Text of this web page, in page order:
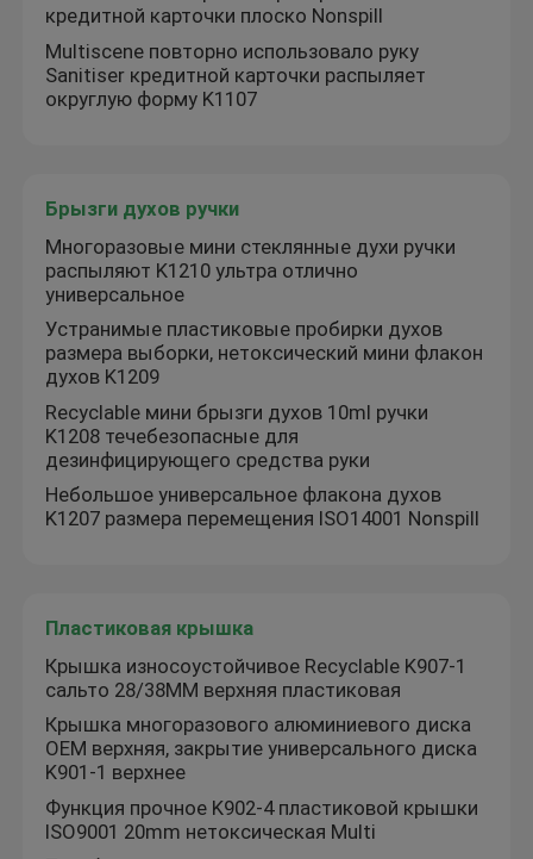
кредитной карточки плоско Nonspill
Multiscene повторно использовало руку
Sanitiser кредитной карточки распыляет
округлую форму K1107
Брызги духов ручки
Многоразовые мини стеклянные духи ручки
распыляют K1210 ультра отлично
универсальное
Устранимые пластиковые пробирки духов
размера выборки, нетоксический мини флакон
духов K1209
Recyclable мини брызги духов 10ml ручки
K1208 течебезопасные для
дезинфицирующего средства руки
Небольшое универсальное флакона духов
K1207 размера перемещения ISO14001 Nonspill
Пластиковая крышка
Крышка износоустойчивое Recyclable K907-1
сальто 28/38MM верхняя пластиковая
Крышка многоразового алюминиевого диска
OEM верхняя, закрытие универсального диска
K901-1 верхнее
Функция прочное K902-4 пластиковой крышки
ISO9001 20mm нетоксическая Multi